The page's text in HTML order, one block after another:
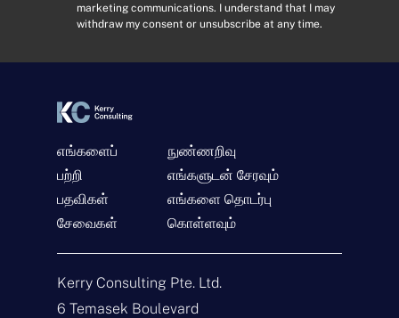
தொடர்பு கொள்ளுங்கள்
ய
*
மி
ன்
s
t
marketing communications. I understand that I may
withdraw my consent or unsubscribe at any time.
எங்களைப்
பற்றி
பதவிகள்
சேவைகள்
நுண்ணறிவு
எங்களுடன் சேரவும்
எங்களை தொடர்பு
கொள்ளவும்
Kerry Consulting Pte. Ltd.
6 Temasek Boulevard